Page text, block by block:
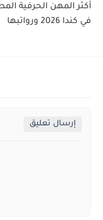
أكثر المهن الحرفية
في كندا 2026 ورواتبها
إرسال تعليق